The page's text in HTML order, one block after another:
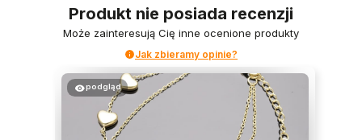
Produkt nie posiada recenzji
Może zainteresują Cię inne ocenione produkty
Jak zbieramy opinie?
podgląd